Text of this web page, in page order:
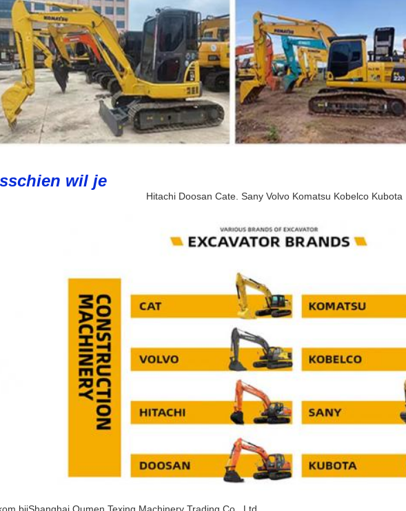
wil je
Hitachi Doosan Cate. Sany Volvo Komatsu Kobelco Kubota